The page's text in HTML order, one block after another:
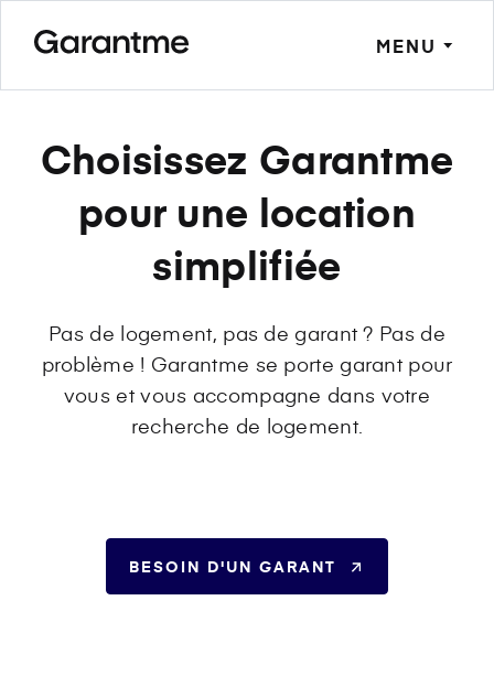
MENU
Choisissez Garantme
pour une location
simplifiée
Pas de logement, pas de garant ? Pas de
problème ! Garantme se porte garant pour
vous et vous accompagne dans votre
recherche de logement.
BESOIN D'UN GARANT